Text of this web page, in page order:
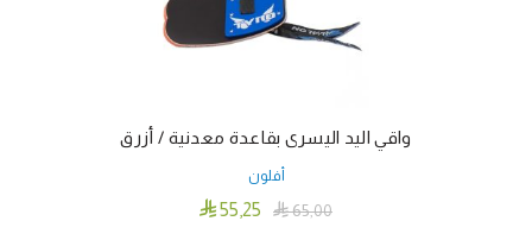
واقي اليد اليسرى بقاعدة معدنية / أزرق
أفلون

65٫00  55٫25